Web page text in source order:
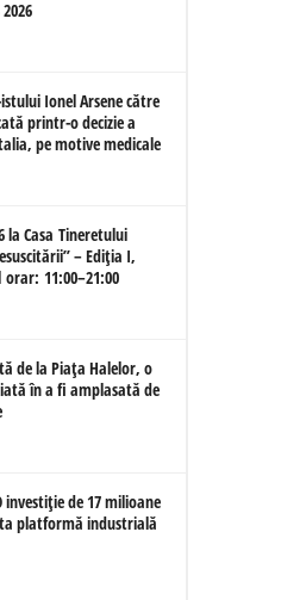
Ionel Arsene către
printr-o decizie a
pe motive medicale
la Casa Tineretului
– Ediția I,
11:00–21:00
de la Piața Halelor, o
în a fi amplasată de
investiție de 17 milioane
platformă industrială